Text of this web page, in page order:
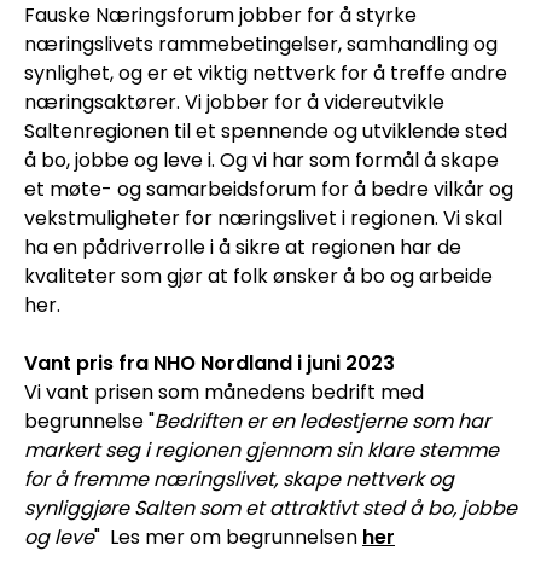
Fauske Næringsforum jobber for å styrke
næringslivets rammebetingelser, samhandling og
synlighet, og er et viktig nettverk for å treffe andre
næringsaktører. Vi jobber for å videreutvikle
Saltenregionen til et spennende og utviklende sted
å bo, jobbe og leve i. Og vi har som formål å skape
et møte- og samarbeidsforum for å bedre vilkår og
vekstmuligheter for næringslivet i regionen. Vi skal
ha en pådriverrolle i å sikre at regionen har de
kvaliteter som gjør at folk ønsker å bo og arbeide
her.
Vant pris fra NHO Nordland i juni 2023
Vi vant prisen som månedens bedrift med
begrunnelse "Bedriften er en ledestjerne som har
markert seg i regionen gjennom sin klare stemme
for å fremme næringslivet, skape nettverk og
synliggjøre Salten som et attraktivt sted å bo, jobbe
og leve" Les mer om begrunnelsen her